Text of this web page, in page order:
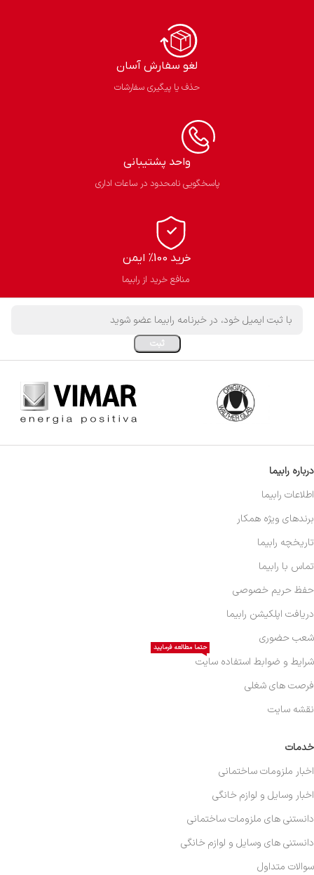
لغو سفارش آسان​
حذف یا پیگیری سفارشات
واحد پشتیبانی
پاسخگویی نامحدود در ساعات اداری
خرید 100% ایمن
منافع خرید از رابیما
خدمات
اخبار ملزومات ساختمانی
اخبار وسایل و لوازم خانگی
دانستنی های ملزومات ساختمانی
دانستنی های وسایل و لوازم خانگی
سوالات متداول
درباره رابیما
اطلاعات رابیما
برندهای ویژه همکار
تاریخچه رابیما
تماس با رابیما
حفظ حریم خصوصی
دریافت اپلکیشن رابیما
شعب حضوری
شرایط و ضوابط استفاده سایت
حتما مطالعه فرمایید
فرصت های شغلی
نقشه سایت